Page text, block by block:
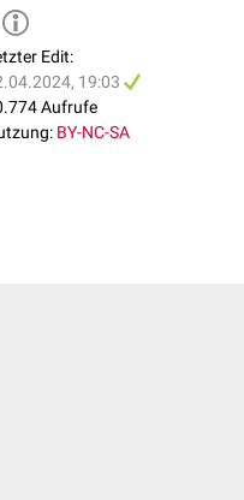
Edit:
19:03
Aufrufe
BY-NC-SA